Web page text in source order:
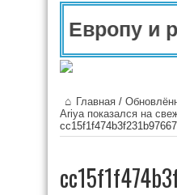
в Европу и
Главная /
Ariya показался на